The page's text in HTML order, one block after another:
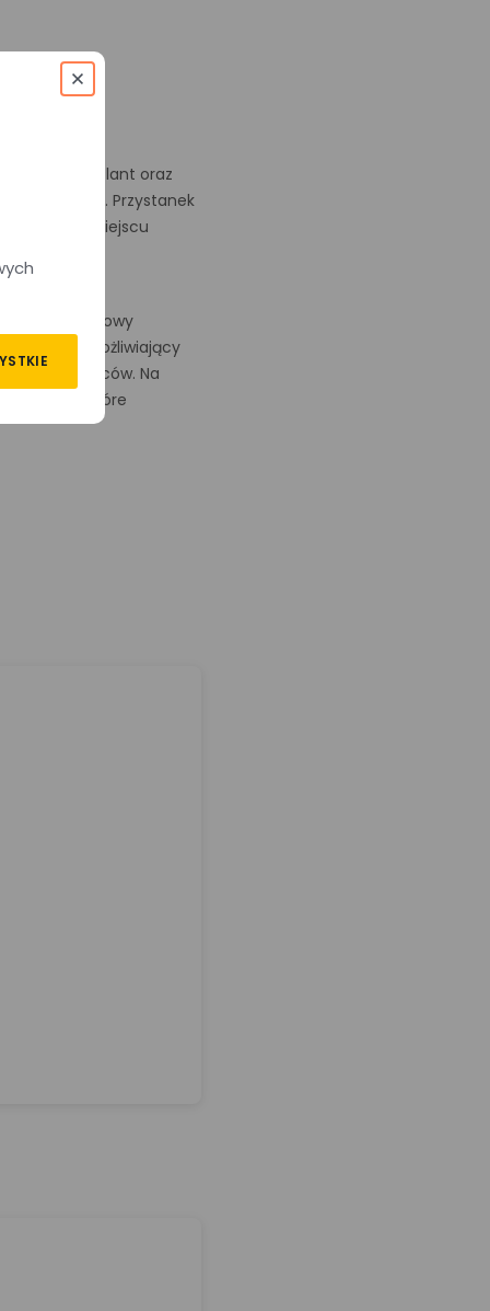
zielonych Plant oraz
po mieście. Przystanek
Na miejscu
zabudowy
umożliwiający
mieszkańców. Na
jazdy, które